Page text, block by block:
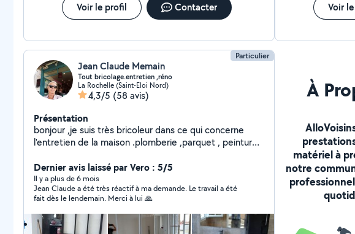
Voir le profil Contacter Voir
Particulier
Jean Claude Memain
Tout bricolage.entretien ,réno
La Rochelle (Saint-Eloi Nord)
4,3/5 (58 avis)
Présentation
bonjour ,je suis très bricoleur dans ce qui concerne
l'entretien de la maison .plomberie ,parquet , peinture
maison où appartement. Le travail est toujours soigné.
Dernier avis laissé par Vero : 5/5
Il y a plus de 6 mois
Jean Claude a été très réactif à ma demande. Le travail a été
fait dès le lendemain. Merci à lui 🙏
À
matériel à
notre